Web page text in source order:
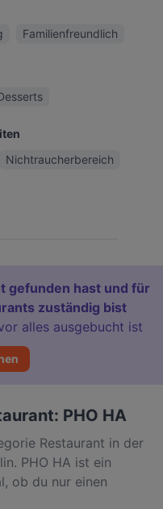
Familienfreundlich
Nichtraucherbereich
gefunden hast und für
zuständig bist
alles ausgebucht ist
PHO HA
Restaurant in der
PHO HA ist ein
ob du nur einen